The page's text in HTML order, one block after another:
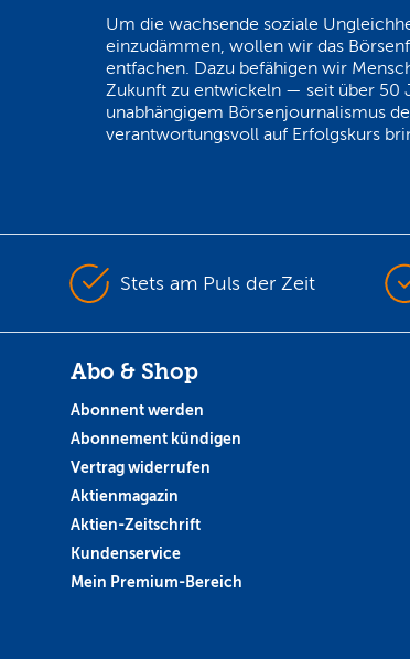
Um die wachsende soziale
einzudämmen, wollen wir das
entfachen. Dazu befähigen wir
Zukunft zu entwickeln — seit über 50
unabhängigem Börsenjournalismus
verantwortungsvoll auf Erfolgskurs
Stets am Puls der Zeit
Abo & Shop
Abonnent werden
Abonnement kündigen
Vertrag widerrufen
Aktienmagazin
Aktien-Zeitschrift
Kundenservice
Mein Premium-Bereich